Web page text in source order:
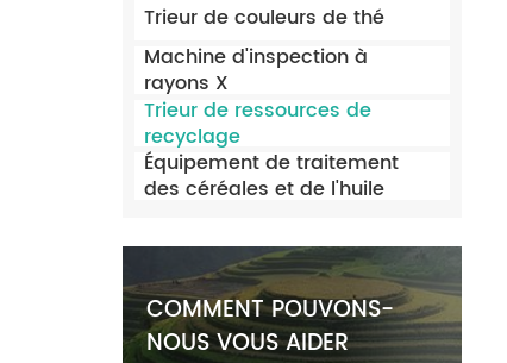
Trieur de couleurs de thé
Machine d'inspection à
rayons X
Trieur de ressources de
recyclage
Équipement de traitement
des céréales et de l'huile
COMMENT POUVONS-
NOUS VOUS AIDER